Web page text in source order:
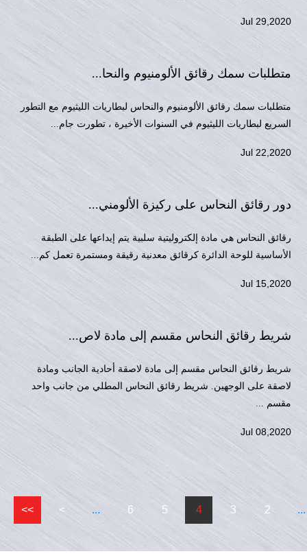
Jul 29,2020
متطلبات سمك رقائق الألومنيوم والنحا...
متطلبات سمك رقائق الألومنيوم والنحاس لبطاريات الليثيوم مع التطور
السريع لبطاريات الليثيوم في السنوات الأخيرة ، تطورت جام...
Jul 22,2020
دور رقائق النحاس على ركيزة الألومني...
رقائق النحاس هي مادة إلكتروليتية سلبية يتم إيداعها على الطبقة
الأساسية للوحة الدائرة كرقائق معدنية رقيقة ومستمرة تعمل كم...
Jul 15,2020
شريط رقائق النحاس مقسم إلى مادة لاص...
شريط رقائق النحاس مقسم إلى مادة لاصقة أحادية الجانب ومادة
لاصقة على الوجهين. شريط رقائق النحاس المطلي من جانب واحد
مقسم ...
Jul 08,2020
...
2
3
4
5
6
...
>
>>